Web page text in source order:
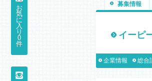
募集情報
イーピ
企業情報 総合
お
気
に
入
り
0
件